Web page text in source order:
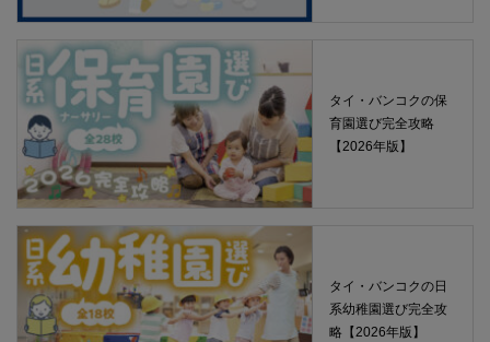
タイ・バンコクの保
育園選び完全攻略
【2026年版】
タイ・バンコクの日
系幼稚園選び完全攻
略【2026年版】